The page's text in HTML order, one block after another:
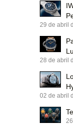
29 de abril
28 de abril
02 de abril